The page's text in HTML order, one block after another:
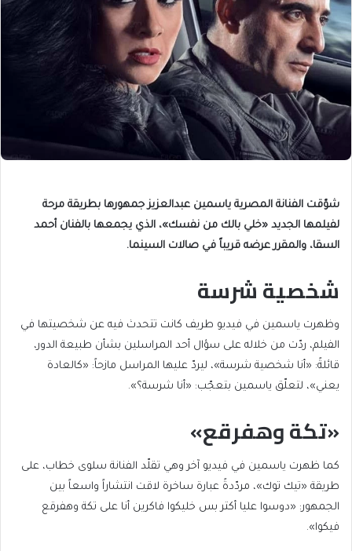
شوّقت الفنانة المصرية ياسمين عبدالعزيز جمهورها بطريقة مرحة
لفيلمها الجديد «خلي بالك من نفسك»، الذي يجمعها بالفنان أحمد
السقا، والمقرر عرضه قريباً في صالات السينما.
شخصية شرسة
وظهرت ياسمين في فيديو طريف كانت تتحدث فيه عن شخصيتها في
الفيلم، ردّت من خلاله على سؤال أحد المراسلين بشأن طبيعة الدور،
قائلةً: «أنا شخصية شرسة»، ليردّ عليها المراسل مازحاً: «كالعادة
يعني»، لتعلّق ياسمين بتعجّب: «أنا شرسة؟».
«تكة وهفرقع»
كما ظهرت ياسمين في فيديو آخر وهي تقلّد الفنانة سلوى خطاب، على
طريقة «تيك توك»، مردّدةً عبارة ساخرة لاقت انتشاراً واسعاً بين
الجمهور: «دوسوا عليا أكتر بس خليكوا فاكرين أنا على تكة وهفرقع
فيكوا».